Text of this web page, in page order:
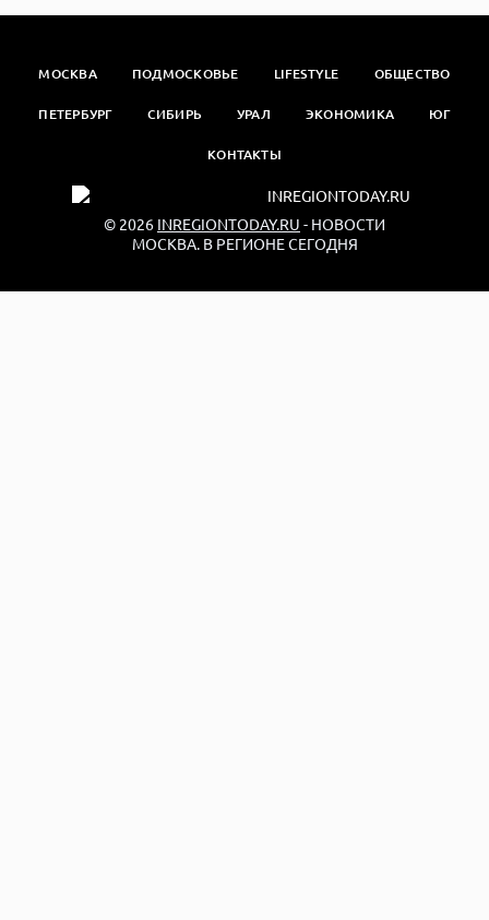
МОСКВА ПОДМОСКОВЬЕ LIFESTYLE ОБЩЕСТВО
ПЕТЕРБУРГ СИБИРЬ УРАЛ ЭКОНОМИКА ЮГ
КОНТАКТЫ
© 2026 INREGIONTODAY.RU - НОВОСТИ
МОСКВА. В РЕГИОНЕ СЕГОДНЯ